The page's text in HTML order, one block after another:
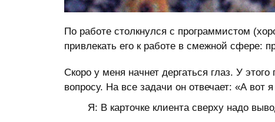
По работе столкнулся с программистом
привлекать его к работе в смежной сфере:
Скоро у меня начнет дергаться глаз. У
вопросу. На все задачи он отвечает: «А вот
Я: В карточке клиента сверху надо